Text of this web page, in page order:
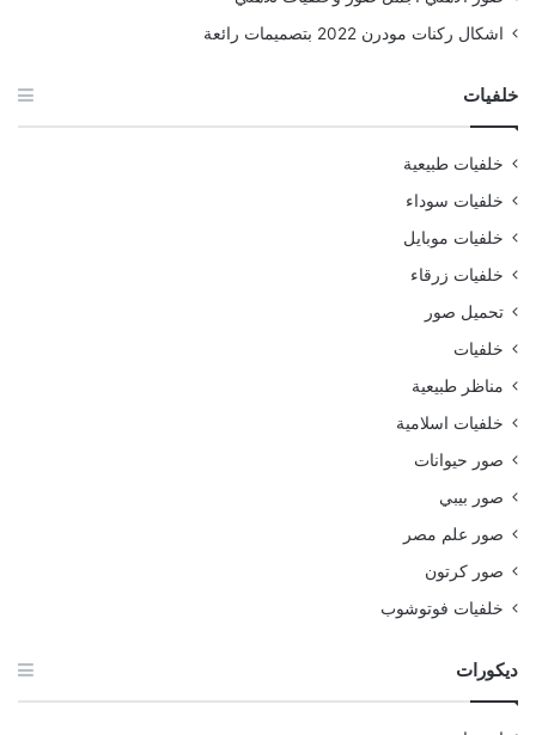
اشكال ركنات مودرن 2022 بتصميمات رائعة
خلفيات
خلفيات طبيعية
خلفيات سوداء
خلفيات موبايل
خلفيات زرقاء
تحميل صور
خلفيات
مناظر طبيعية
خلفيات اسلامية
صور حيوانات
صور بيبي
صور علم مصر
صور كرتون
خلفيات فوتوشوب
ديكورات